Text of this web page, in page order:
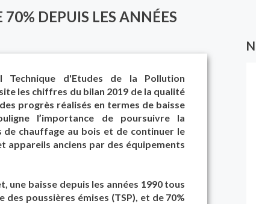
70% DEPUIS LES ANNÉES
Technique d'Etudes de la Pollution
les chiffres du bilan 2019 de la qualité
progrès réalisés en termes de baisse
l’importance de poursuivre la
chauffage au bois et de continuer le
appareils anciens par des équipements
une baisse depuis les années 1990 tous
des poussières émises (TSP), et de 70%